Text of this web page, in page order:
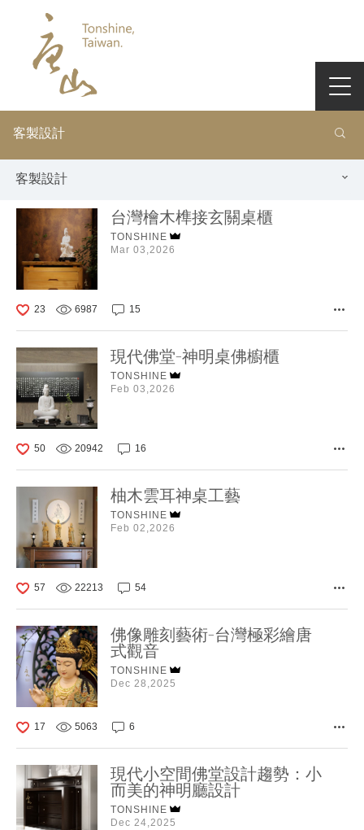
客製設計
客製設計
台灣檜木榫接玄關桌櫃
TONSHINE
Mar 03,2026
23 6987 15
現代佛堂-神明桌佛櫥櫃
TONSHINE
Feb 03,2026
50 20942 16
柚木雲耳神桌工藝
TONSHINE
Feb 02,2026
57 22213 54
佛像雕刻藝術-台灣極彩繪唐
式觀音
TONSHINE
Dec 28,2025
17 5063 6
現代小空間佛堂設計趨勢：小
而美的神明廳設計
TONSHINE
Dec 24,2025